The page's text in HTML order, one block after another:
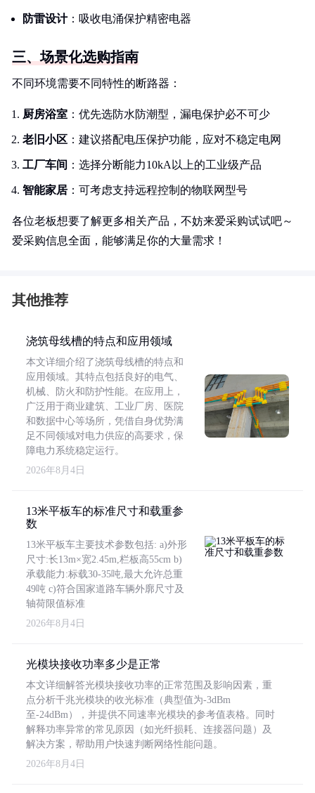
防雷设计：吸收电涌保护精密电器
三、场景化选购指南
不同环境需要不同特性的断路器：
厨房浴室 ：优先选防水防潮型，漏电保护必不可少
老旧小区 ：建议搭配电压保护功能，应对不稳定电网
工厂车间 ：选择分断能力10kA以上的工业级产品
智能家居 ：可考虑支持远程控制的物联网型号
各位老板想要了解更多相关产品，不妨来爱采购试试吧～
爱采购信息全面，能够满足你的大量需求！
其他推荐
浇筑母线槽的特点和应用领域
本文详细介绍了浇筑母线槽的特点和
应用领域。其特点包括良好的电气、
机械、防火和防护性能。在应用上，
广泛用于商业建筑、工业厂房、医院
和数据中心等场所，凭借自身优势满
足不同领域对电力供应的高要求，保
障电力系统稳定运行。
2026年8月4日
13米平板车的标准尺寸和载重参
数
13米平板车主要技术参数包括: a)外形
尺寸:长13m×宽2.45m,栏板高55cm b)
承载能力:标载30-35吨,最大允许总重
49吨 c)符合国家道路车辆外廓尺寸及
轴荷限值标准
2026年8月4日
光模块接收功率多少是正常
本文详细解答光模块接收功率的正常范围及影响因素，重
点分析千兆光模块的收光标准（典型值为-3dBm
至-24dBm），并提供不同速率光模块的参考值表格。同时
解释功率异常的常见原因（如光纤损耗、连接器问题）及
解决方案，帮助用户快速判断网络性能问题。
2026年8月4日